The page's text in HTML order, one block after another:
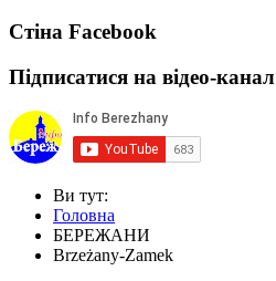
Стіна Facebook
Підписатися на відео-канал
Ви тут:
Головна
БЕРЕЖАНИ
Brzeżany-Zamek